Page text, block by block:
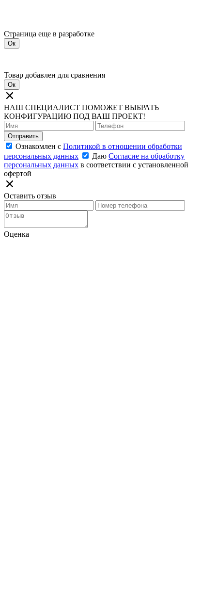
Страница еще в разработке
Ок
Товар добавлен для сравнения
Ок
НАШ СПЕЦИАЛИСТ ПОМОЖЕТ ВЫБРАТЬ
КОНФИГУРАЦИЮ ПОД ВАШ ПРОЕКТ!
Отправить
Ознакомлен с Политикой в отношении обработки
персональных данных
Даю Согласие на обработку
персональных данных в соответствии с установленной
офертой
Оставить отзыв
Оценка